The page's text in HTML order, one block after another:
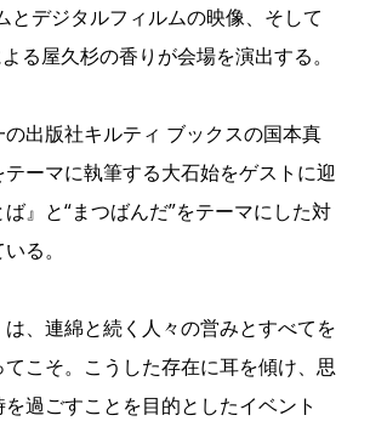
とデジタルフィルムの映像、そして
る屋久杉の香りが会場を演出する。
出版社キルティ ブックスの国本真
ーマに執筆する大石始をゲストに迎
』と“まつばんだ”をテーマにした対
る。
、連綿と続く人々の営みとすべてを
こそ。こうした存在に耳を傾け、思
過ごすことを目的としたイベント